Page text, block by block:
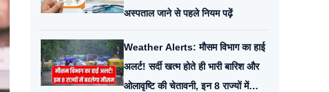
अस्पताल जाने से पहले नियम पढ़ें
Weather Alerts: मौसम विभाग का हाई
अलर्ट! सर्दी खत्म होते ही भारी बारिश और
ओलावृष्टि की चेतावनी, इन 8 राज्यों में